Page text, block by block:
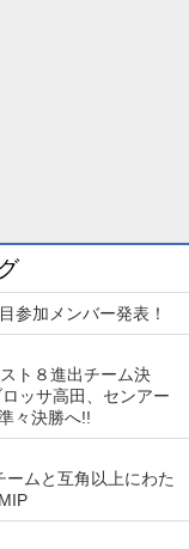
参加メンバー発表！
ト８進出チーム決
ッサ高田、センアー
々決勝へ!!
ムと互角以上にわた